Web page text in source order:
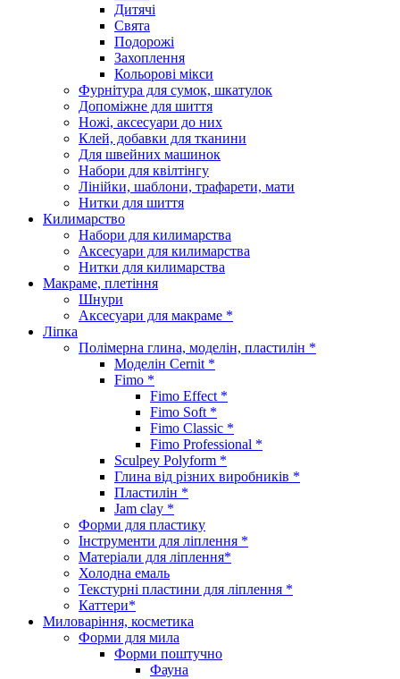
Дитячі
Свята
Подорожі
Захоплення
Кольорові мікси
Фурнітура для сумок, шкатулок
Допоміжне для шиття
Ножі, аксесуари до них
Клей, добавки для тканини
Для швейних машинок
Набори для квілтінгу
Лінійки, шаблони, трафарети, мати
Нитки для шиття
Килимарство
Набори для килимарства
Аксесуари для килимарства
Нитки для килимарства
Макраме, плетіння
Шнури
Аксесуари для макраме *
Ліпка
Полімерна глина, моделін, пластилін *
Моделін Cernit *
Fimo *
Fimo Effect *
Fimo Soft *
Fimo Classic *
Fimo Professional *
Sculpey Polyform *
Глина від різних виробників *
Пластилін *
Jam clay *
Форми для пластику
Інструменти для ліплення *
Матеріали для ліплення*
Холодна емаль
Текстурні пластини для ліплення *
Каттери*
Миловаріння, косметика
Форми для мила
Форми поштучно
Фауна